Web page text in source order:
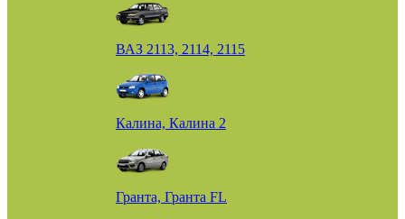
ВАЗ 2113, 2114, 2115
Калина, Калина 2
Гранта, Гранта FL